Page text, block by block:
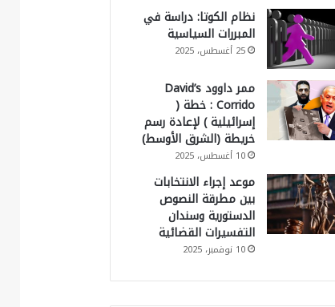
نظام الكوتا: دراسة في
المبررات السياسية
25 أغسطس، 2025
ممر داوود David’s
Corrido : خطة (
إسرائيلية ) لإعادة رسم
خريطة (الشرق الأوسط)
10 أغسطس، 2025
موعد إجراء الانتخابات
بين مطرقة النصوص
الدستورية وسندان
التفسيرات القضائية
10 نوفمبر، 2025